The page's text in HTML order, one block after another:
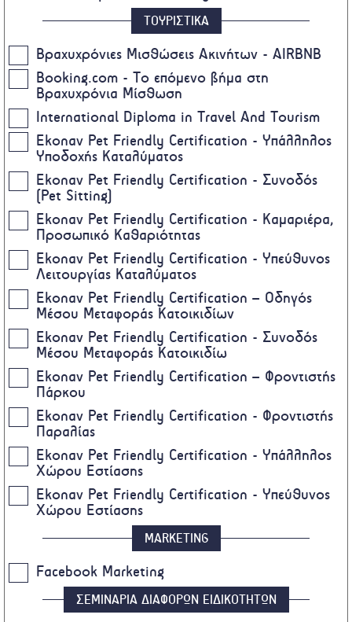
ΤΟΥΡΙΣΤΙΚΑ
Βραχυχρόνιες Μισθώσεις Ακινήτων - AIRBNB
Booking.com - Το επόμενο βήμα στη
Βραχυχρόνια Μίσθωση
International Diploma in Travel And Tourism
Ekonav Pet Friendly Certification - Υπάλληλος
Υποδοχής Καταλύματος
Ekonav Pet Friendly Certification - Συνοδός
(Pet Sitting)
Ekonav Pet Friendly Certification - Καμαριέρα,
Προσωπικό Καθαριότητας
Ekonav Pet Friendly Certification - Υπεύθυνος
Λειτουργίας Καταλύματος
Ekonav Pet Friendly Certification – Οδηγός
Μέσου Μεταφοράς Κατοικιδίων
Ekonav Pet Friendly Certification - Συνοδός
Μέσου Μεταφοράς Κατοικιδίω
Ekonav Pet Friendly Certification – Φροντιστής
Πάρκου
Ekonav Pet Friendly Certification - Φροντιστής
Παραλίας
Ekonav Pet Friendly Certification - Υπάλληλος
Χώρου Εστίασης
Ekonav Pet Friendly Certification - Υπεύθυνος
Χώρου Εστίασης
MARKETING
Facebook Marketing
ΣΕΜΙΝΑΡΙΑ ΔΙΑΦΟΡΩΝ ΕΙΔΙΚΟΤΗΤΩΝ